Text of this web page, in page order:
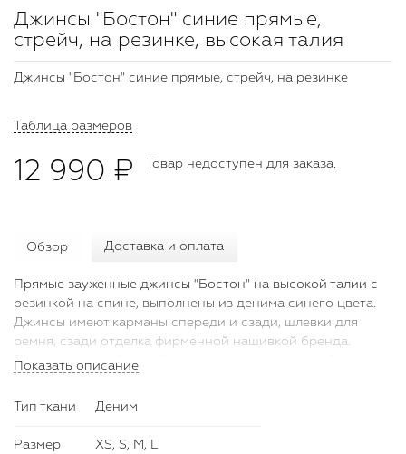
Джинсы "Бостон" синие прямые,
стрейч, на резинке, высокая талия
Джинсы "Бостон" синие прямые, стрейч, на резинке
Таблица размеров
12 990 ₽ Товар недоступен для заказа.
Обзор Доставка и оплата
Прямые зауженные джинсы "Бостон" на высокой талии с
резинкой на спине, выполнены из денима синего цвета.
Джинсы имеют карманы спереди и сзади, шлевки для
ремня, сзади отделка фирменной нашивкой бренда.
Джинсы станут базовой вещью в вашем гардеробе,
Показать описание
Тип ткани Деним
Размер XS, S, M, L